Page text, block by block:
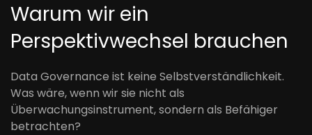
Warum wir ein
Perspektivwechsel brauchen
Data Governance ist keine Selbstverständlichkeit.
Was wäre, wenn wir sie nicht als
Überwachungsinstrument, sondern als Befähiger
betrachten?